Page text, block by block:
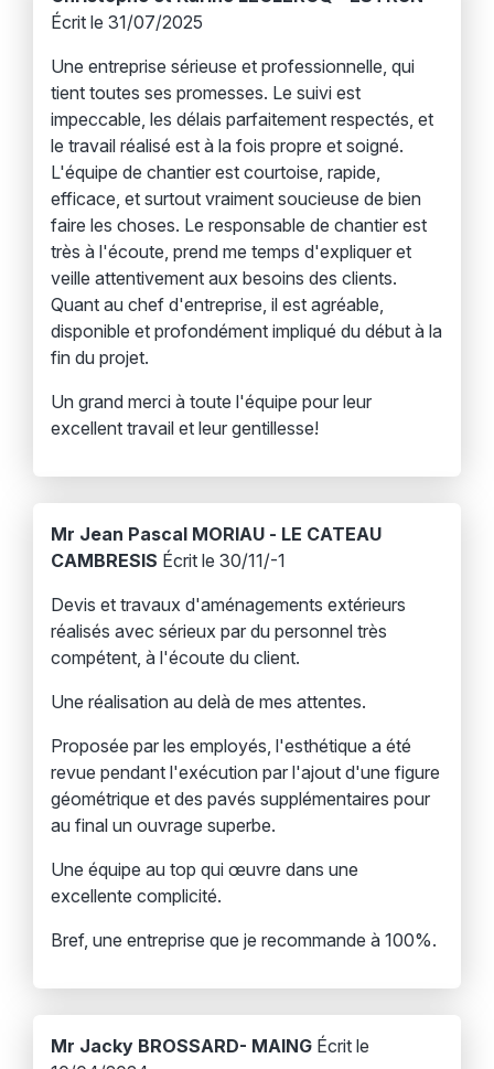
Écrit le 31/07/2025
Une entreprise sérieuse et professionnelle, qui
tient toutes ses promesses. Le suivi est
impeccable, les délais parfaitement respectés, et
le travail réalisé est à la fois propre et soigné.
L'équipe de chantier est courtoise, rapide,
efficace, et surtout vraiment soucieuse de bien
faire les choses. Le responsable de chantier est
très à l'écoute, prend me temps d'expliquer et
veille attentivement aux besoins des clients.
Quant au chef d'entreprise, il est agréable,
disponible et profondément impliqué du début à la
fin du projet.
Un grand merci à toute l'équipe pour leur
excellent travail et leur gentillesse!
Mr Jean Pascal MORIAU - LE CATEAU
CAMBRESIS Écrit le 30/11/-1
Devis et travaux d'aménagements extérieurs
réalisés avec sérieux par du personnel très
compétent, à l'écoute du client.
Une réalisation au delà de mes attentes.
Proposée par les employés, l'esthétique a été
revue pendant l'exécution par l'ajout d'une figure
géométrique et des pavés supplémentaires pour
au final un ouvrage superbe.
Une équipe au top qui œuvre dans une
excellente complicité.
Bref, une entreprise que je recommande à 100%.
Mr Jacky BROSSARD- MAING Écrit le